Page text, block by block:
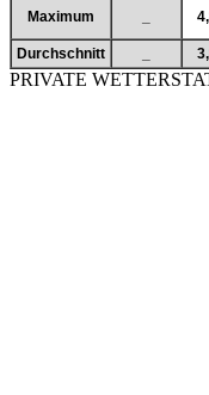
Maximum
Durchschnitt
PRIVATE